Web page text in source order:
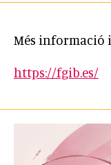
Més informació
https://fgib.es/